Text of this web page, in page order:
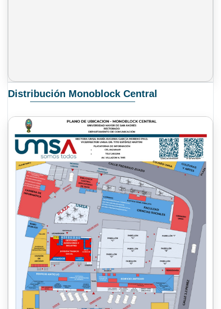
Distribución Monoblock Central